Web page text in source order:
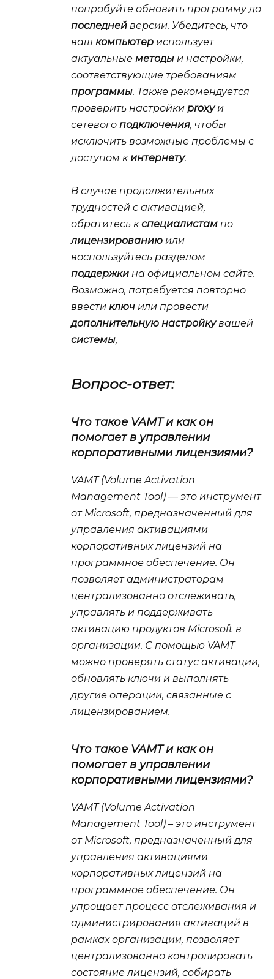
попробуйте обновить программу до
последней версии. Убедитесь, что
ваш компьютер использует
актуальные методы и настройки,
соответствующие требованиям
программы. Также рекомендуется
проверить настройки proxyи
сетевого подключения, чтобы
исключить возможные проблемы с
доступом к интернету.
В случае продолжительных
трудностей с активацией,
обратитесь кспециалистам по
лицензированию или
воспользуйтесь разделом
поддержки на официальном сайте.
Возможно, потребуется повторно
ввести ключ или провести
дополнительную настройкувашей
системы,
Вопрос-ответ:
Что такое VAMT и как он
помогает в управлении
корпоративными лицензиями?
VAMT (Volume Activation
Management Tool) — это инструмент
от Microsoft, предназначенный для
управления активациями
корпоративных лицензий на
программное обеспечение. Он
позволяет администраторам
централизованно отслеживать,
управлять и поддерживать
активацию продуктов Microsoft в
организации. С помощью VAMT
можно проверять статус активации,
обновлять ключи и выполнять
другие операции, связанные с
лицензированием.
Что такое VAMT и как он
помогает в управлении
корпоративными лицензиями?
VAMT (Volume Activation
Management Tool) – это инструмент
от Microsoft, предназначенный для
управления активациями
корпоративных лицензий на
программное обеспечение. Он
упрощает процесс отслеживания и
администрирования активаций в
рамках организации, позволяет
централизованно контролировать
состояние лицензий, собирать